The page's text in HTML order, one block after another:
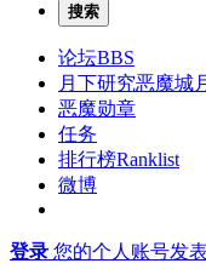
搜索
论坛BBS
月下研究恶魔城
恶魔勋章
任务
排行榜Ranklist
微博
登录 您的个人账号发